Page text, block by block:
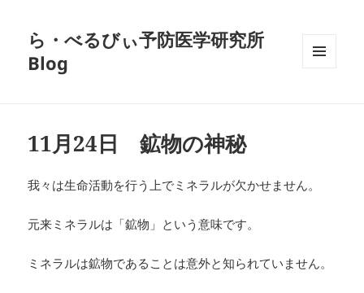
ら・べるびぃ予防医学研究所
Blog
11月24日 鉱物の神秘
我々は生命活動を行う上でミネラルが欠かせません。
元来ミネラルは「鉱物」という意味です。
ミネラルは鉱物であることは意外と知られていません。